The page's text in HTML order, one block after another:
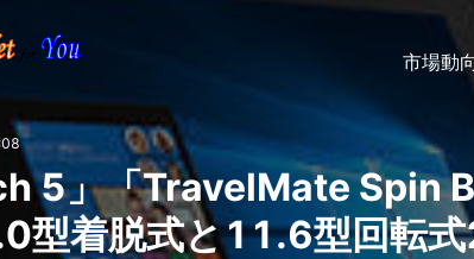
市場動
5」「TravelMate Spin
型着脱式と11.6型回転